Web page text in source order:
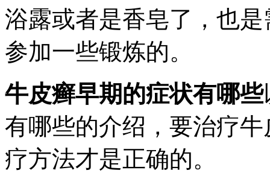
浴露或者是香皂了，也
参加一些锻炼的。
牛皮癣早期的症状有哪些
有哪些的介绍，要治疗
疗方法才是正确的。